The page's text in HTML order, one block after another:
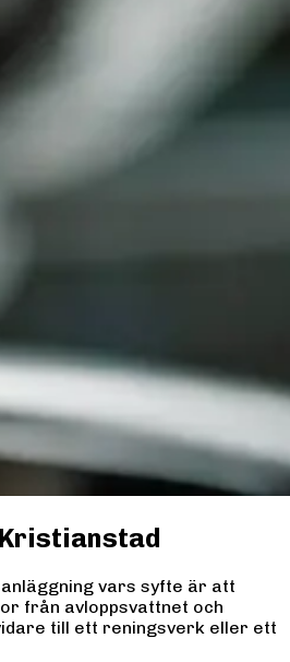
vars syfte är att
från avloppsvattnet och
till ett reningsverk eller ett